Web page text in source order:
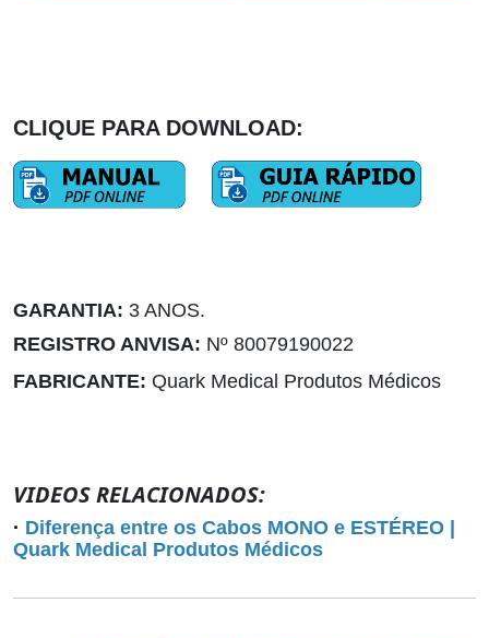
CLIQUE PARA DOWNLOAD:
GARANTIA: 3 ANOS.
REGISTRO ANVISA: Nº 80079190022
FABRICANTE: Quark Medical Produtos Médicos
VIDEOS RELACIONADOS:
· Diferença entre os Cabos MONO e ESTÉREO |
Quark Medical Produtos Médicos